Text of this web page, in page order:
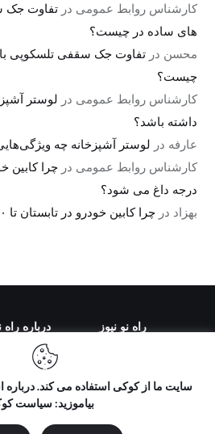
کارشناس روابط عمومی درتفاوت جک
های ساده در چیست؟
محسن درتفاوت جک سقفی تلسکوپی
چیست؟
کارشناس روابط عمومی در لوستر
داشته باشد؟
عارفه در لوستر آشپزخانه چه
کارشناس روابط عمومی در
درجه داغ می شود؟
بهزاد درچرا کابین خودرو در تابستان تا ۶۰ درجه داغ می شود؟
راه نو نیوز درباره راه‌
تمامی حقوق مطالب برای "راه نو
سایت ما از کوکی استفاده می کند. درباره
بیاموزید: سیاست